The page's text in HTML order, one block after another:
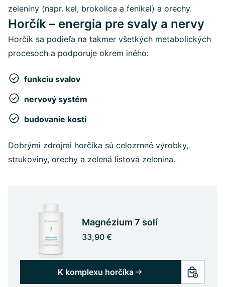
zeleniny (napr. kel, brokolica a fenikel) a orechy.
Horčík – energia pre svaly a nervy
Horčík sa podieľa na takmer všetkých metabolických
procesoch a podporuje okrem iného:
funkciu svalov
nervový systém
budovanie kostí
Dobrými zdrojmi horčíka sú celozrnné výrobky,
strukoviny, orechy a zelená listová zelenina.
Magnézium 7 solí
33,90 €
K komplexu horčíka